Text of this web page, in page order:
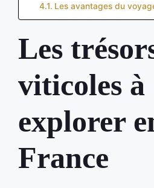
Les avantages du
Les
viticoles à
explorer
France